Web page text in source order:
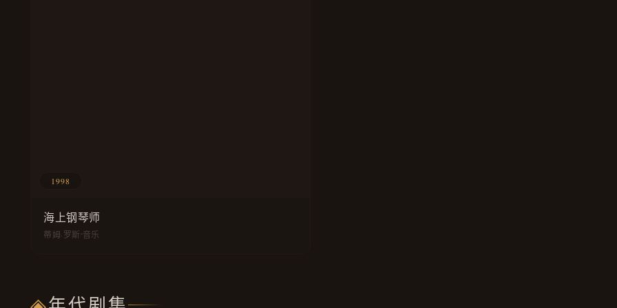
1998
海上钢琴师
蒂姆·罗斯 音乐